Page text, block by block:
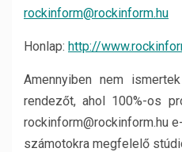
rockinform@rockinform.hu
Honlap: http://
Amennyiben nem
rendezőt, ahol 100%-os
rockinform@rockinform.hu
számotokra megfelelő